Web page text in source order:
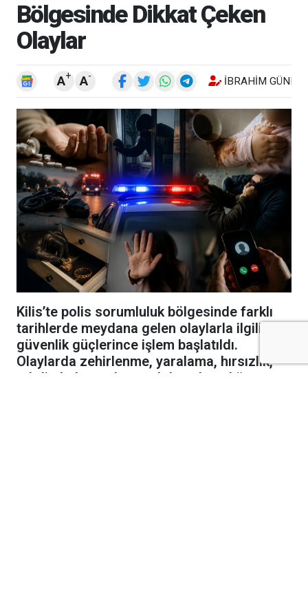
Bölgesinde Dikkat Çeken
Olaylar
A+ A- İBRAHIM GÜNEŞ
Kilis’te polis sorumluluk bölgesinde farklı
tarihlerde meydana gelen olaylarla ilgili
güvenlik güçlerince işlem başlatıldı.
Olaylarda zehirlenme, yaralama, hırsızlık,
tehdit, hakaret, konut dokunulmazlığının